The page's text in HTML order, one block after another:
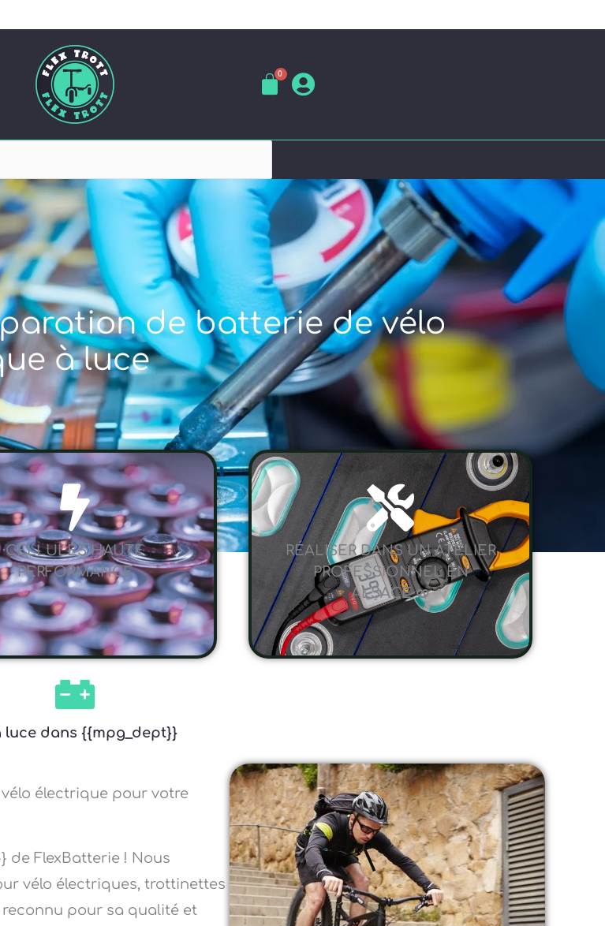
de batterie de vélo
à luce
CELLULES HAUTE
PERFORMANCE
RÉALISER DANS UN ATELIER
PROFESSIONNEL EN
ALSACE 🥨
dans {{mpg_dept}}
électrique pour votre
de FlexBatterie ! Nous
vélo électriques, trottinettes
pour sa qualité et